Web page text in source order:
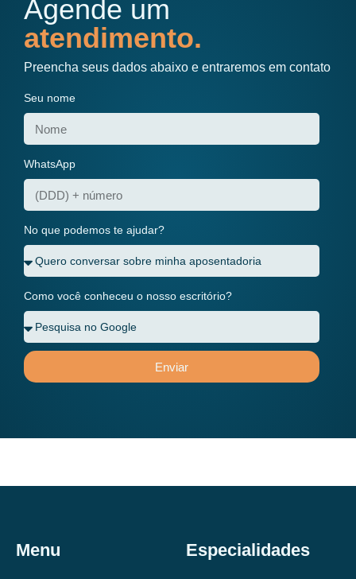
Agende um
atendimento.
Preencha seus dados abaixo e entraremos em contato
Seu nome
WhatsApp
No que podemos te ajudar?
Como você conheceu o nosso escritório?
Enviar
Menu Especialidades